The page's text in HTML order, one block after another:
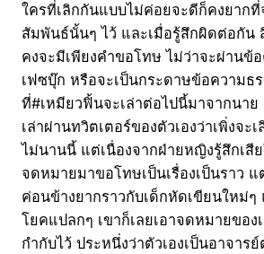
ใครที่เลิกกันแบบไม่ค่อยจะดีก็คงยาก
สัมพันธ์นั้นๆ ไว้ และเมื่อรู้สึกผิดต่อกัน
คงจะมีเพียงคำขอโทษ ไม่ว่าจะผ่านข้
เฟซบุ๊ก หรือจะเป็นกระดาษข้อความ
ที่#เหมียวฟิ้นจะเล่าต่อไปนี้มาจากนาย
เล่าผ่านทวิตเตอร์ของตัวเองว่าเพิ่งจะ
ไม่นานนี้ แต่เนื่องจากฝ่ายหญิงรู้สึกเสีย
จดหมายมาขอโทษเป็นเรื่องเป็นราว
ค่อนข้างยากราวกับเด็กหัดเขียนใหม่ๆ
โยคแปลกๆ เขาก็เลยเอาจดหมายของ
กำกับไว้ ประหนึ่งว่าตัวเองเป็นอาจาร